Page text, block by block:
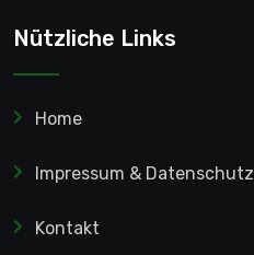
Nützliche Links
Home
Impressum & Datenschutz
Kontakt